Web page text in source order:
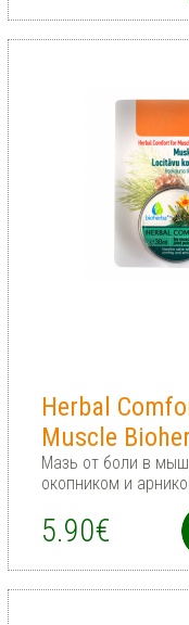
Herbal
Muscle
Мазь от боли в
окопником и
5.90€